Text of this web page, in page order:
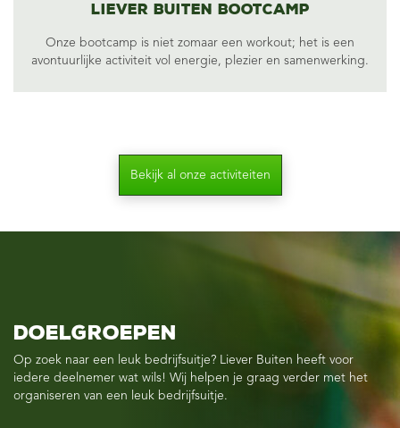
Liever Buiten Bootcamp
Onze bootcamp is niet zomaar een workout; het is een
avontuurlijke activiteit vol energie, plezier en samenwerking.
Bekijk al onze activiteiten
Doelgroepen
Op zoek naar een leuk bedrijfsuitje? Liever Buiten heeft voor
iedere deelnemer wat wils! Wij helpen je graag verder met het
organiseren van een leuk bedrijfsuitje.